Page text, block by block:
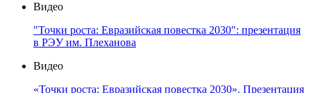
Видео
"Точки роста: Евразийская повестка 2030": презентация
в РЭУ им. Плеханова
Видео
«Точки роста: Евразийская повестка 2030». Презентация